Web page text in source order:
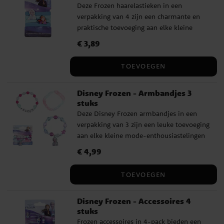
schoonmaakmiddelen of sprays. Gebruik
de zonnebril niet om direct in de zon te
kijken of bij blootstelling aan kunstmatig
opgewekte UV-straling. Geschikt voor
een officieel gelicentieerd Disney-product
van de fabrikant Cerdá.
Deze Frozen haarelastieken in een
verpakking van 4 zijn een charmante en
praktische toevoeging aan elke kleine
collectie. Elke verpakking bevat vier
met motieven uit de populaire filmserie
Prijs:€ 3,89
€ 3,89
TOEVOEGEN
Disney Frozen - Armbandjes 3
stuks
Deze Disney Frozen armbandjes in een
verpakking van 3 zijn een leuke toevoeging
aan elke kleine mode-enthousiastelingen
drie armbanden in gemengde kleuren,
Prijs :€ 4,99
€ 4,99
TOEVOEGEN
Disney Frozen - Accessoires 4
stuks
Frozen accessoires in 4-pack bieden een